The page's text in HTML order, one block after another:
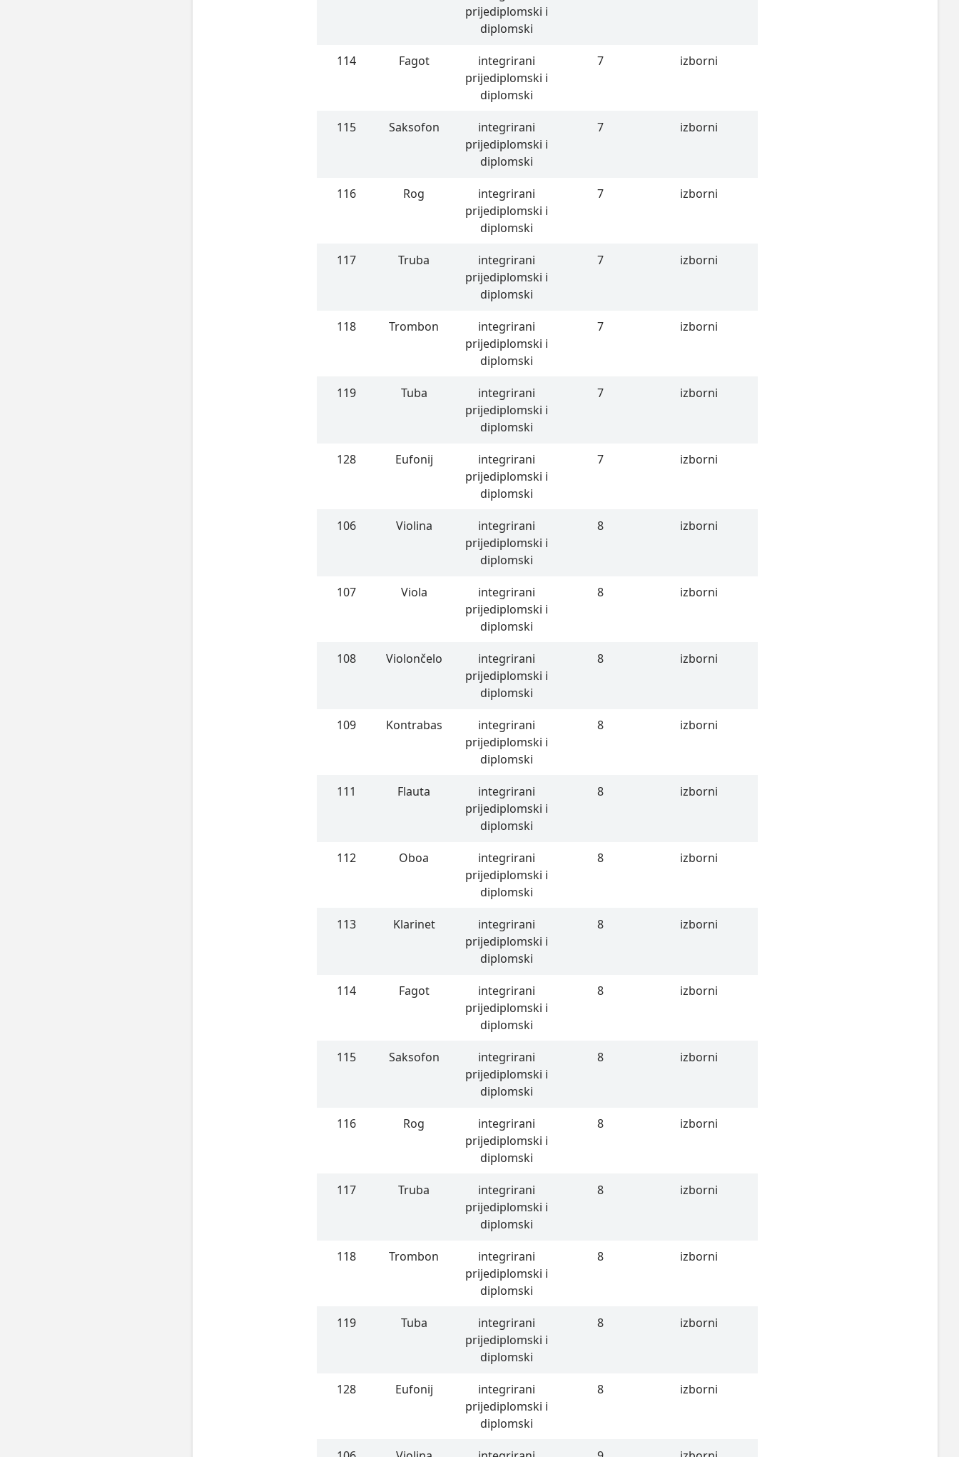
prijediplomski i
diplomski
114 Fagot
integrirani
prijediplomski i
diplomski
7 izborni
115 Saksofon
integrirani
prijediplomski i
diplomski
7 izborni
116 Rog
integrirani
prijediplomski i
diplomski
7 izborni
117 Truba
integrirani
prijediplomski i
diplomski
7 izborni
118 Trombon
integrirani
prijediplomski i
diplomski
7 izborni
119 Tuba
integrirani
prijediplomski i
diplomski
7 izborni
128 Eufonij
integrirani
prijediplomski i
diplomski
7 izborni
106 Violina
integrirani
prijediplomski i
diplomski
8 izborni
107 Viola
integrirani
prijediplomski i
diplomski
8 izborni
108 Violončelo
integrirani
prijediplomski i
diplomski
8 izborni
109 Kontrabas
integrirani
prijediplomski i
diplomski
8 izborni
111 Flauta
integrirani
prijediplomski i
diplomski
8 izborni
112 Oboa
integrirani
prijediplomski i
diplomski
8 izborni
113 Klarinet
integrirani
prijediplomski i
diplomski
8 izborni
114 Fagot
integrirani
prijediplomski i
diplomski
8 izborni
115 Saksofon
integrirani
prijediplomski i
diplomski
8 izborni
116 Rog
integrirani
prijediplomski i
diplomski
8 izborni
117 Truba
integrirani
prijediplomski i
diplomski
8 izborni
118 Trombon
integrirani
prijediplomski i
diplomski
8 izborni
119 Tuba
integrirani
prijediplomski i
diplomski
8 izborni
128 Eufonij
integrirani
prijediplomski i
diplomski
8 izborni